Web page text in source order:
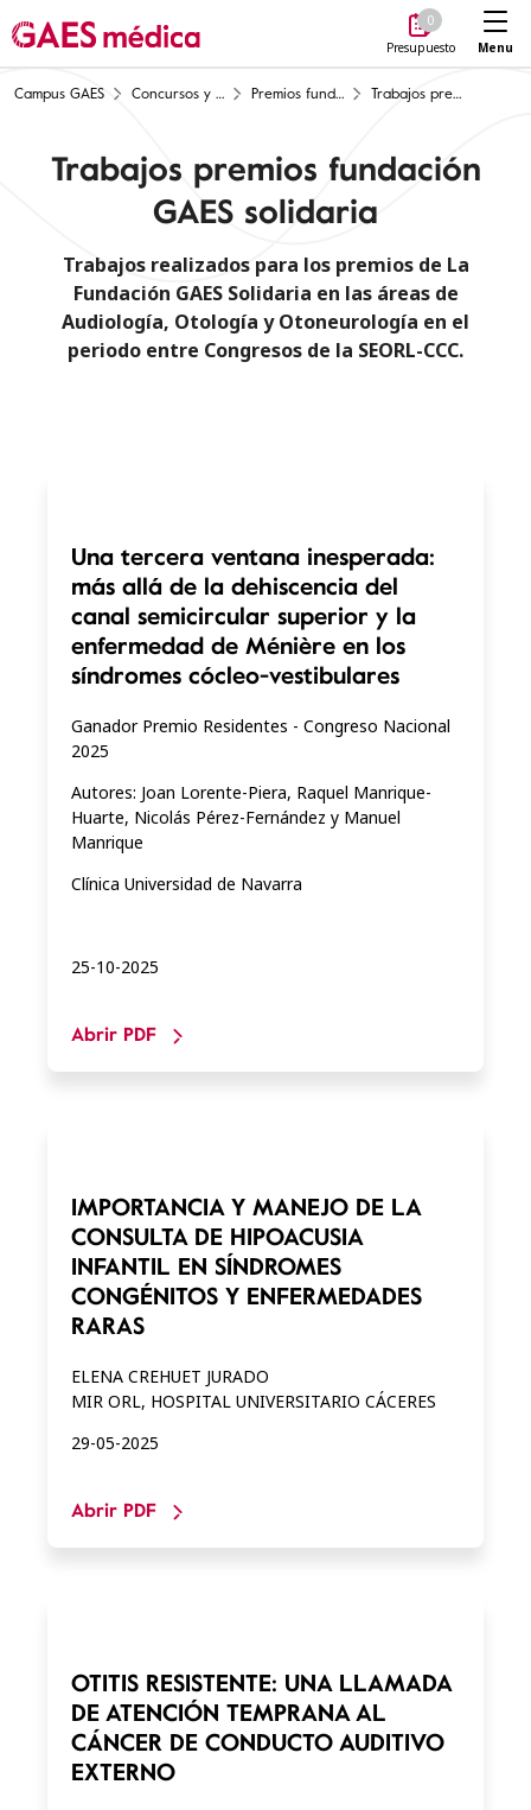
0
Presupuesto Menu
Campus GAES Concursos y premios científicos Premios fundación GAES solidaria Trabajos premios fundación GAES solidaria
Trabajos premios fundación
GAES solidaria
Trabajos realizados para los premios de La
Fundación GAES Solidaria en las áreas de
Audiología, Otología y Otoneurología en el
periodo entre Congresos de la SEORL-CCC.
Una tercera ventana inesperada:
más allá de la dehiscencia del
canal semicircular superior y la
enfermedad de Ménière en los
síndromes cócleo-vestibulares
Ganador Premio Residentes - Congreso Nacional
2025
Autores: Joan Lorente-Piera, Raquel Manrique-
Huarte, Nicolás Pérez-Fernández y Manuel
Manrique
Clínica Universidad de Navarra
25-10-2025
Abrir PDF
IMPORTANCIA Y MANEJO DE LA
CONSULTA DE HIPOACUSIA
INFANTIL EN SÍNDROMES
CONGÉNITOS Y ENFERMEDADES
RARAS
ELENA CREHUET JURADO
MIR ORL, HOSPITAL UNIVERSITARIO CÁCERES
29-05-2025
Abrir PDF
OTITIS RESISTENTE: UNA LLAMADA
DE ATENCIÓN TEMPRANA AL
CÁNCER DE CONDUCTO AUDITIVO
EXTERNO